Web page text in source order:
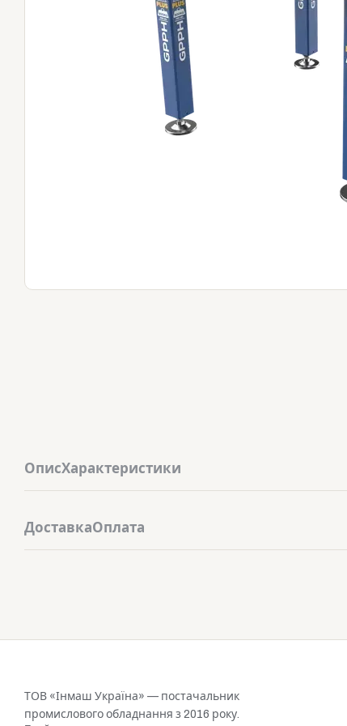
ОписХарактеристики
ДоставкаОплата
ТОВ «Інмаш Україна» — постачальник
промислового обладнання з 2016 року.